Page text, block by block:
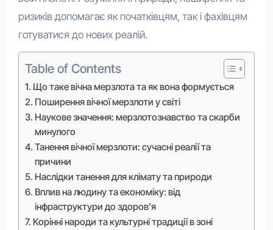
ризиків допомагає як початківцям, так і фахівцям
готуватися до нових реалій.
Table of Contents
Що таке вічна мерзлота та як вона формується
Поширення вічної мерзлоти у світі
Наукове значення: мерзлотознавство та скарби
минулого
Танення вічної мерзлоти: сучасні реалії та
причини
Наслідки танення для клімату та природи
Вплив на людину та економіку: від
інфраструктури до здоров’я
Корінні народи та культурні традиції в зоні